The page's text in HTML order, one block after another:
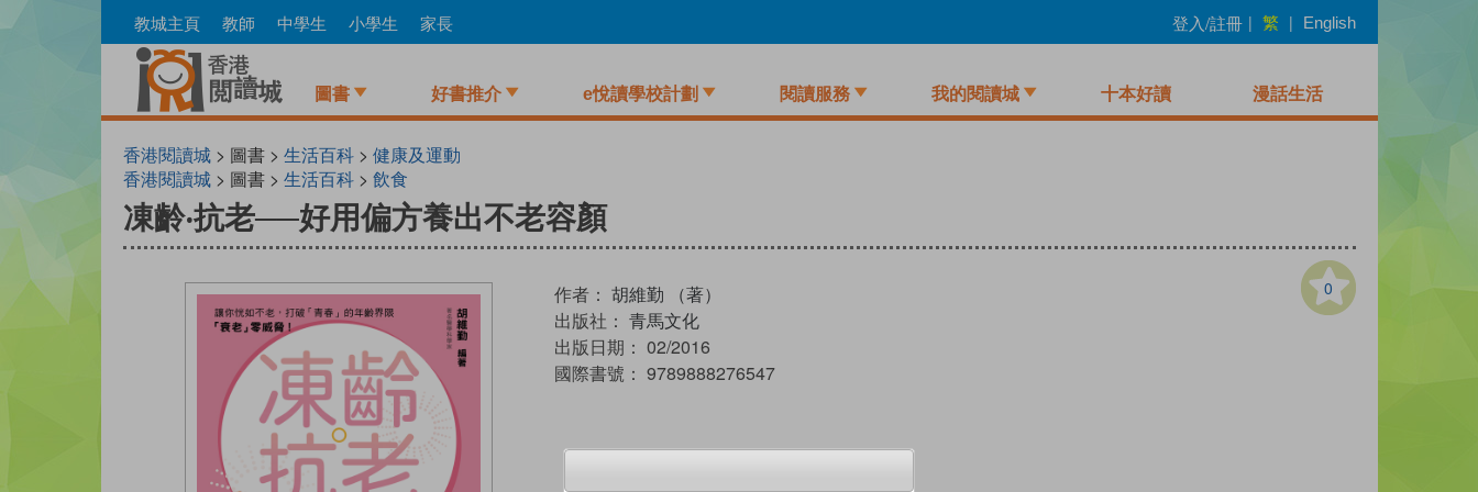
to
教城主頁 教師 中學生 小學生 家長 登入/註冊 | 繁 | English
圖書 好書推介 e悅讀學校計劃 閱讀服務 我的閱讀城 十本好讀 漫話生活
香港閱讀城> 圖書 > 生活百科> 健康及運動
香港閱讀城> 圖書 > 生活百科> 飲食
凍齡‧抗老──好用偏方養出不老容顏
0
作者： 胡維勤 （著）
出版社： 青馬文化
出版日期： 02/2016
國際書號： 9789888276547